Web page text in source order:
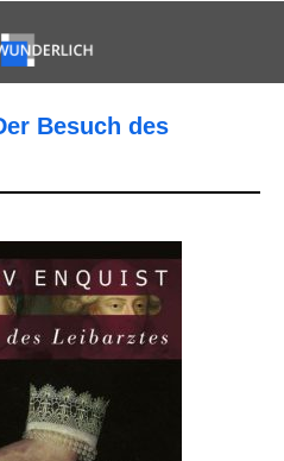
Besuch des